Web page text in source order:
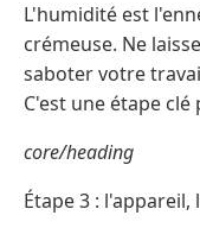
L'humidité est
crémeuse. Ne
saboter votre
C'est une étape
core/heading
Étape 3 :